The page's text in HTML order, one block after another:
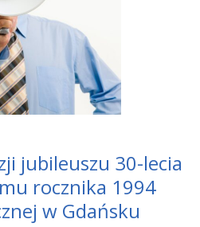
jubileuszu 30-lecia
rocznika 1994
w Gdańsku